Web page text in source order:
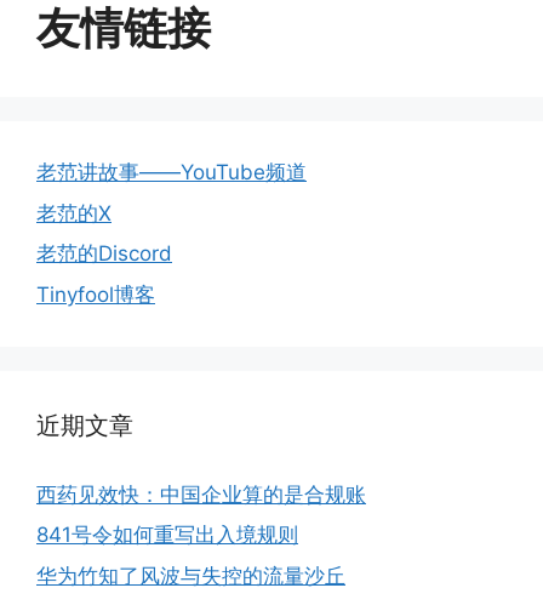
友情链接
老范讲故事——YouTube频道
老范的X
老范的Discord
Tinyfool博客
近期文章
西药见效快：中国企业算的是合规账
841号令如何重写出入境规则
华为竹知了风波与失控的流量沙丘